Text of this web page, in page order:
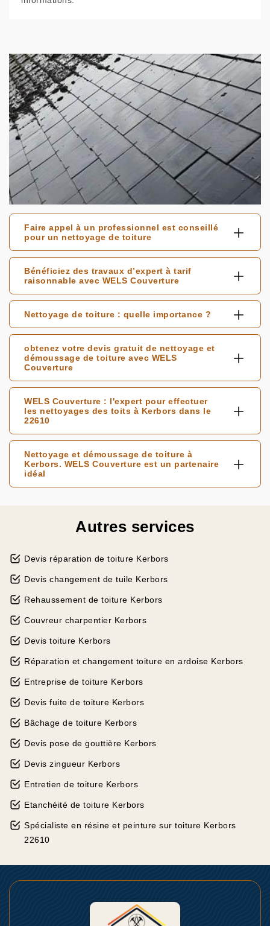
Faire appel à un professionnel est conseillé
pour un nettoyage de toiture
Bénéficiez des travaux d’expert à tarif
raisonnable avec WELS Couverture
Nettoyage de toiture : quelle importance ?
obtenez votre devis gratuit de nettoyage et
démoussage de toiture avec WELS
Couverture
WELS Couverture : l'expert pour effectuer
les nettoyages des toits à Kerbors dans le
22610
Nettoyage et démoussage de toiture à
Kerbors. WELS Couverture est un partenaire
idéal
Autres services
Devis réparation de toiture Kerbors
Devis changement de tuile Kerbors
Rehaussement de toiture Kerbors
Couvreur charpentier Kerbors
Devis toiture Kerbors
Réparation et changement toiture en ardoise Kerbors
Entreprise de toiture Kerbors
Devis fuite de toiture Kerbors
Bâchage de toiture Kerbors
Devis pose de gouttière Kerbors
Devis zingueur Kerbors
Entretien de toiture Kerbors
Etanchéité de toiture Kerbors
Spécialiste en résine et peinture sur toiture Kerbors
22610